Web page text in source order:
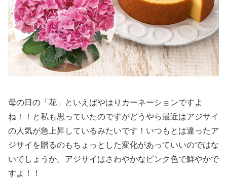
母の日の「花」といえばやはりカーネーションですよ
ね！！と私も思っていたのですがどうやら最近はアジサイ
の人気が急上昇しているみたいです！いつもとは違ったア
ジサイを贈るのもちょっとした変化があっていいのではな
いでしょうか。アジサイはさわやかなピンク色で鮮やかで
すよ！！